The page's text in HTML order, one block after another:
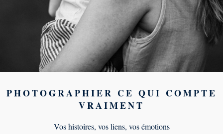
PHOTOGRAPHIER CE QUI COMPTE
VRAIMENT
Vos histoires, vos liens, vos émotions